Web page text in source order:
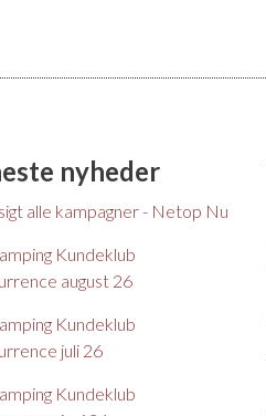
nyheder
alle kampagner - Netop Nu
Kundeklub
august 26
Kundeklub
juli 26
Kundeklub